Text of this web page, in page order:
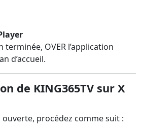
terminée, OVER l’application
d’accueil.
de KING365TV sur X
ouverte, procédez comme suit :